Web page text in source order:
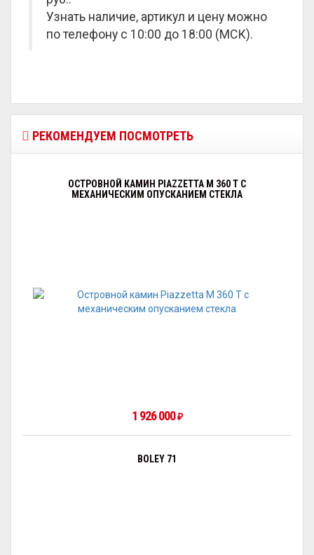
Узнать наличие, артикул и цену можно
по телефону с 10:00 до 18:00 (МСК).
РЕКОМЕНДУЕМ ПОСМОТРЕТЬ
ОСТРОВНОЙ КАМИН PIAZZETTA M 360 T С
МЕХАНИЧЕСКИМ ОПУСКАНИЕМ СТЕКЛА
1 926 000₽
BOLEY 71